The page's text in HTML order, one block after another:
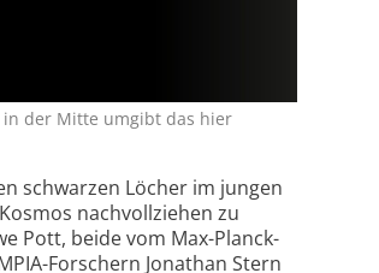
in der Mitte umgibt das hier
schwarzen Löcher im jungen
nachvollziehen zu
Pott, beide vom Max-Planck-
Forschern Jonathan Stern